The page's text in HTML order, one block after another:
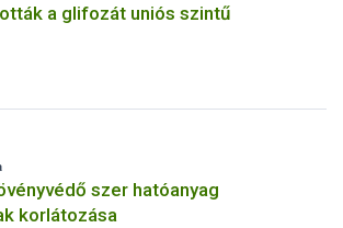
a glifozát uniós szintű
szer hatóanyag
korlátozása